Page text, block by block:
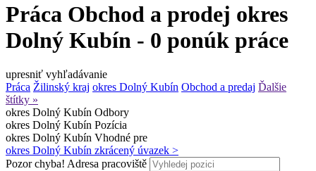
Práca Obchod a prodej okres
Dolný Kubín - 0 ponúk práce
upresniť vyhľadávanie
Práca Žilinský kraj okres Dolný Kubín Obchod a predaj Ďalšie
štítky »
okres Dolný Kubín Odbory
okres Dolný Kubín Pozícia
okres Dolný Kubín Vhodné pre
okres Dolný Kubín zkrácený úvazek >
Pozor chyba! Adresa pracoviště